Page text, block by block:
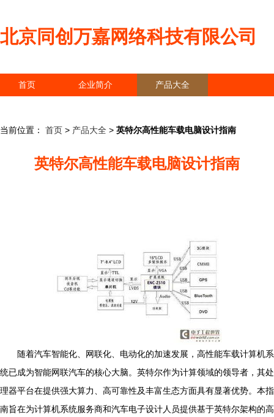
北京同创万嘉网络科技有限公司
首页 企业简介 产品大全
当前位置： 首页 > 产品大全 > 英特尔高性能车载电脑设计指南
英特尔高性能车载电脑设计指南
随着汽车智能化、网联化、电动化的加速发展，高性能车载计算机系
统已成为智能网联汽车的核心大脑。英特尔作为计算领域的领导者，其处
理器平台在提供强大算力、高可靠性及丰富生态方面具有显著优势。本指
南旨在为计算机系统服务商和汽车电子设计人员提供基于英特尔架构的高